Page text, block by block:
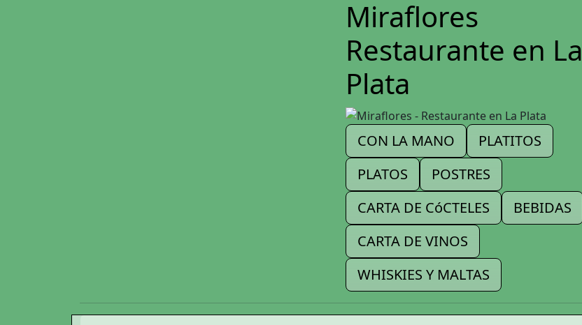
Miraflores
Restaurante en La
Plata
CON LA MANO
PLATITOS
PLATOS
POSTRES
CARTA DE CóCTELES
BEBIDAS
CARTA DE VINOS
WHISKIES Y MALTAS